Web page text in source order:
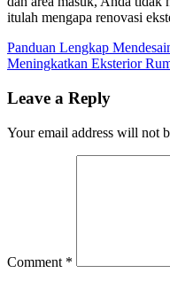
itulah mengapa renovasi
Post
navigation
Panduan Lengkap
Meningkatkan Eksterior
Leave a Reply
Your email address will not
Comment *